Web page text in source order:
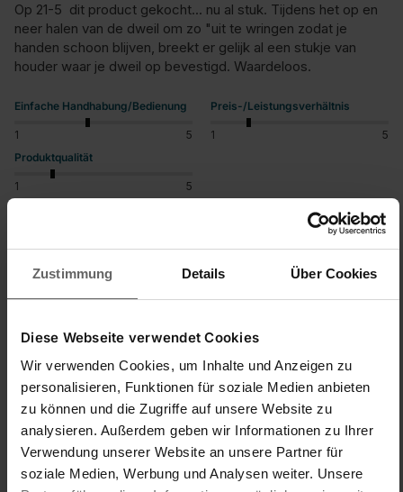
Zustimmung Details Über Cookies
Diese Webseite verwendet Cookies
Wir verwenden Cookies, um Inhalte und Anzeigen zu
personalisieren, Funktionen für soziale Medien anbieten
zu können und die Zugriffe auf unsere Website zu
analysieren. Außerdem geben wir Informationen zu Ihrer
Verwendung unserer Website an unsere Partner für
soziale Medien, Werbung und Analysen weiter. Unsere
Op 21-5  dit product gekocht... nu al stuk. Tijdens het op en
neer halen van de dweil om zo "uit te wringen zodat je
handen schoon blijven, breekt er gelijk al een stukje van
houder waar je dweil op bevestigd. Waardeloos.
Einfache Handhabung/Bedienung
1 5
Preis-/Leistungsverhältnis
1
5
Produktqualität
1 5
War diese Bewertung hilfreich? Ja Melden Teilen vor einem Jahr
LK
Lahme K
Nullnummer